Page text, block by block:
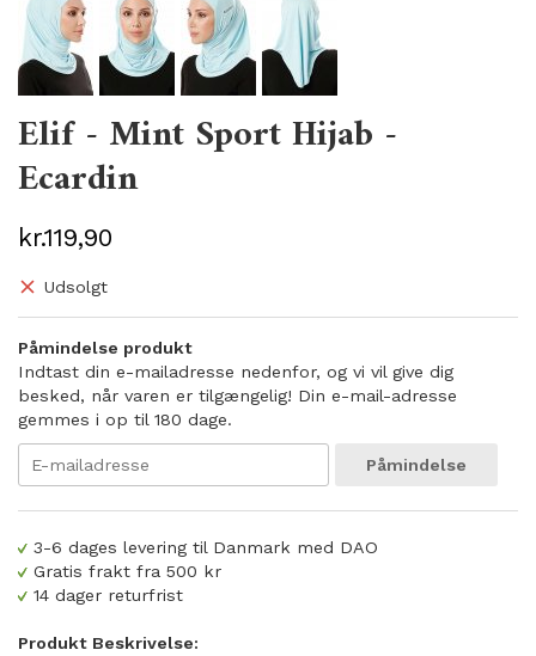
Elif - Mint Sport Hijab -
Ecardin
kr.119,90
Udsolgt
Påmindelse produkt
Indtast din e-mailadresse nedenfor, og vi vil give dig
besked, når varen er tilgængelig! Din e-mail-adresse
gemmes i op til 180 dage.
Påmindelse
3-6 dages levering til Danmark med DAO
Gratis frakt fra 500 kr
14 dager returfrist
Produkt Beskrivelse: